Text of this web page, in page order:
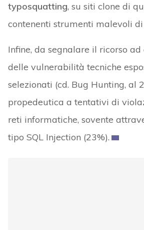
typosquatting, su siti clone di
contenenti strumenti malevoli di
Infine, da segnalare il ricorso
delle vulnerabilità tecniche
selezionati (cd. Bug Hunting, al
propedeutica a tentativi di
reti informatiche, sovente
tipo SQL Injection (23%).